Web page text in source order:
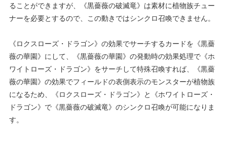
ることができますが、《黒薔薇の破滅竜》は素材に植物族チュー
ナーを必要とするので、この動きではシンクロ召喚できません。
《ロクスローズ・ドラゴン》の効果でサーチするカードを《黒薔
薇の華園》にして、《黒薔薇の華園》の発動時の効果処理で《ホ
ワイトローズ・ドラゴン》をサーチして特殊召喚すれば、《黒薔
薇の華園》の効果でフィールドの表側表示のモンスターが植物族
になるため、《ロクスローズ・ドラゴン》と《ホワイトローズ・
ドラゴン》で《黒薔薇の破滅竜》のシンクロ召喚が可能になりま
す。